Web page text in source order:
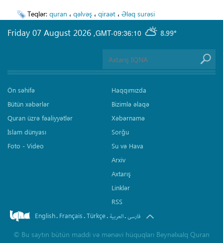
Teqlər: quran ، qəlvəş ، qiraət ، Ələq surəsi
GMT-09:36:10 8.99°
Friday 07 August 2026 ,
Ön səhifə
Bütün xəbərlər
Quran üzrə fəaliyyətlər
İslam dünyası
Foto - Video
Haqqımızda
Bizimlə əlaqə
Xəbərnamə
Sorğu
Su və Hava
Arxiv
Axtarış
Linklər
RSS
English. Français.Türkçe. العربیة.فارسی
© Bu saytın bütün maddi və mənəvi hüquqları Beynəlxalq Quran